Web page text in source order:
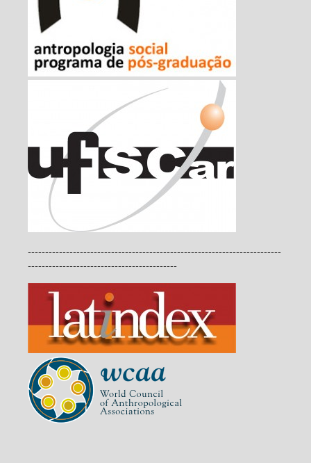
-------------------------------------------------------------------------
-------------------------------------------